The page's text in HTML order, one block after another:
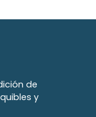
de
y